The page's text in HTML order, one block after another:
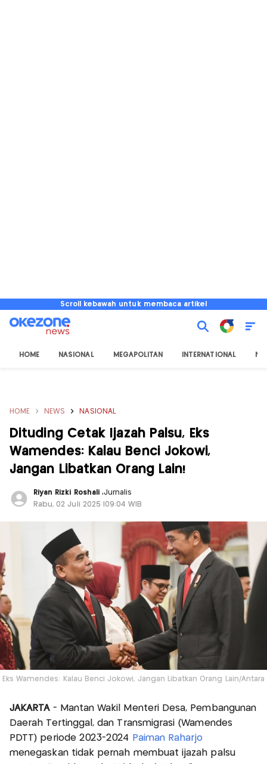
Scroll kebawah untuk membaca artikel
HOME NASIONAL MEGAPOLITAN INTERNATIONAL
HOME NEWS NASIONAL
Dituding Cetak Ijazah Palsu, Eks
Wamendes: Kalau Benci Jokowi,
Jangan Libatkan Orang Lain!
Riyan Rizki Roshali ,Jurnalis
Rabu, 02 Juli 2025 |09:04 WIB
Eks Wamendes: Kalau Benci Jokowi, Jangan Libatkan Orang Lain/Antara
JAKARTA - Mantan Wakil Menteri Desa, Pembangunan
Daerah Tertinggal, dan Transmigrasi (Wamendes
PDTT) periode 2023-2024
Paiman Raharjo
menegaskan tidak pernah membuat ijazah palsu